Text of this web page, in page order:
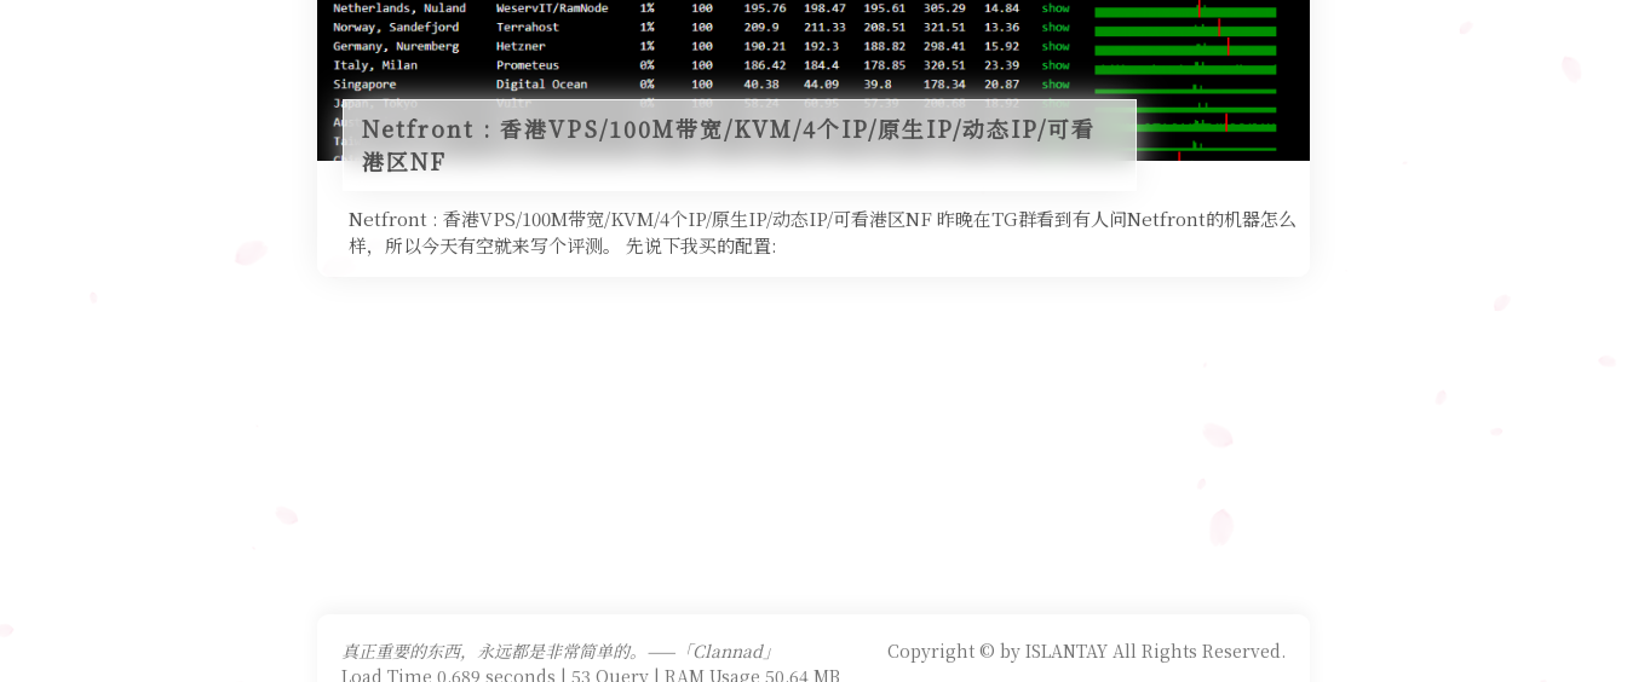
Netfront : 香港VPS/100M带宽/KVM/4个IP/原生IP/动态IP/可看
港区NF
Netfront : 香港VPS/100M带宽/KVM/4个IP/原生IP/动态IP/可看港区NF 昨晚在TG群看到有人问Netfront的机器怎么
样，所以今天有空就来写个评测。 先说下我买的配置:
真正重要的东西，永远都是非常简单的。——「Clannad」
Copyright © by ISLANTAY All Rights Reserved.
Load Time 0.689 seconds | 53 Query | RAM Usage 50.64 MB